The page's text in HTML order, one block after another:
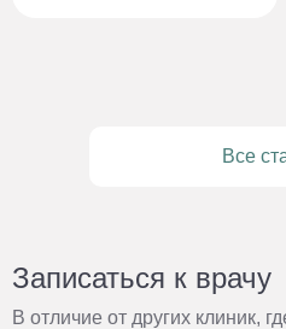
Все
Записаться к врачу
В отличие от других клиник,